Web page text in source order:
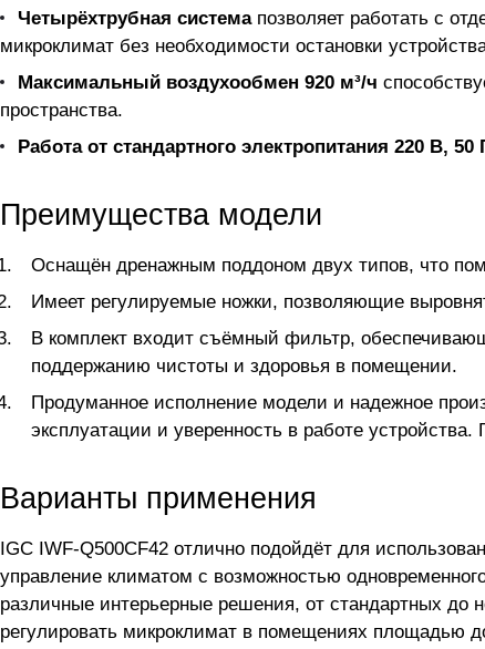
Четырёхтрубная системапозволяет работать с
микроклимат без необходимости остановки
Максимальный воздухообмен 920 м³/ч
пространства.
Работа от стандартного электропитания 220 В, 50
Преимущества модели
Оснащён дренажным поддоном двух типов, что
Имеет регулируемые ножки, позволяющие
В комплект входит съёмный фильтр,
поддержанию чистоты и здоровья в помещении.
Продуманное исполнение модели и надежное
эксплуатации и уверенность в работе устройства.
Варианты применения
IGC IWF-Q500CF42 отлично подойдёт для
управление климатом с возможностью
различные интерьерные решения, от стандартных до
регулировать микроклимат в помещениях площадью